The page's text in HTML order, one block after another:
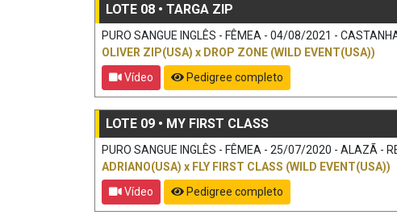
LOTE 08 • TARGA ZIP
PURO SANGUE INGLÊS - FÊMEA - 04/08/2021 -
OLIVER ZIP(USA) x DROP ZONE (WILD EVENT(USA))
Vídeo
Pedigree completo
LOTE 09 • MY FIRST CLASS
PURO SANGUE INGLÊS - FÊMEA - 25/07/2020 - ALAZÃ -
ADRIANO(USA) x FLY FIRST CLASS (WILD EVENT(USA))
Vídeo
Pedigree completo